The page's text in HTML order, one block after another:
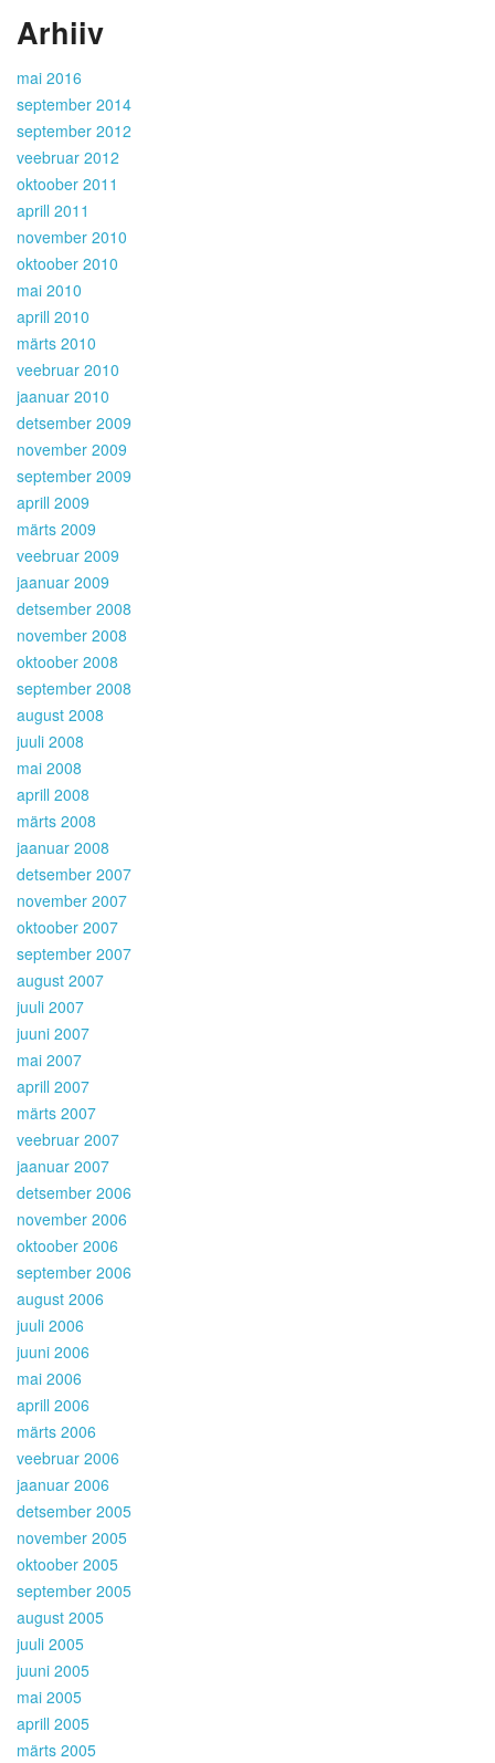
Arhiiv
mai 2016
september 2014
september 2012
veebruar 2012
oktoober 2011
aprill 2011
november 2010
oktoober 2010
mai 2010
aprill 2010
märts 2010
veebruar 2010
jaanuar 2010
detsember 2009
november 2009
september 2009
aprill 2009
märts 2009
veebruar 2009
jaanuar 2009
detsember 2008
november 2008
oktoober 2008
september 2008
august 2008
juuli 2008
mai 2008
aprill 2008
märts 2008
jaanuar 2008
detsember 2007
november 2007
oktoober 2007
september 2007
august 2007
juuli 2007
juuni 2007
mai 2007
aprill 2007
märts 2007
veebruar 2007
jaanuar 2007
detsember 2006
november 2006
oktoober 2006
september 2006
august 2006
juuli 2006
juuni 2006
mai 2006
aprill 2006
märts 2006
veebruar 2006
jaanuar 2006
detsember 2005
november 2005
oktoober 2005
september 2005
august 2005
juuli 2005
juuni 2005
mai 2005
aprill 2005
märts 2005